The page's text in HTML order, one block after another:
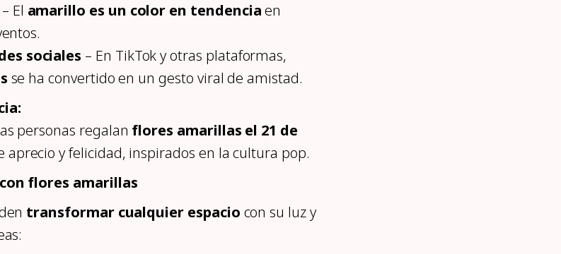
– El amarillo es un color en tendenciaen
sociales – En TikTok y otras plataformas,
se ha convertido en un gesto viral de amistad.
personas regalan flores amarillas el 21 de
aprecio y felicidad, inspirados en la cultura pop.
flores amarillas
transformar cualquier espacio con su luz y